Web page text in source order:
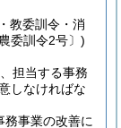
教委訓令・消
委訓令2号〕)
担当する事務
しなければな
務事業の改善に